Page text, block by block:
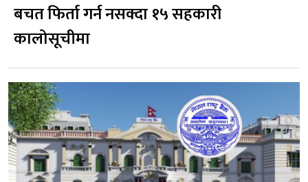
बचत फिर्ता गर्न नसक्दा १५ सहकारी
कालोसूचीमा